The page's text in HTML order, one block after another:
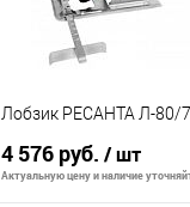
Лобзик РЕСАНТА Л-80/
4 576 руб. / шт
Актуальную цену и наличие